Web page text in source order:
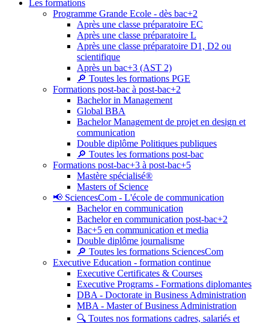
Les formations
Programme Grande Ecole - dès bac+2
Après une classe préparatoire EC
Après une classe préparatoire L
Après une classe préparatoire D1, D2 ou
scientifique
Après un bac+3 (AST 2)
🔎 Toutes les formations PGE
Formations post-bac à post-bac+2
Bachelor in Management
Global BBA
Bachelor Management de projet en design et
communication
Double diplôme Politiques publiques
🔎 Toutes les formations post-bac
Formations post-bac+3 à post-bac+5
Mastère spécialisé®
Masters of Science
📢 SciencesCom - L'école de communication
Bachelor en communication
Bachelor en communication post-bac+2
Bac+5 en communication et media
Double diplôme journalisme
🔎 Toutes les formations SciencesCom
Executive Education - formation continue
Executive Certificates & Courses
Executive Programs - Formations diplomantes
DBA - Doctorate in Business Administration
MBA - Master of Business Administration
🔍 Toutes nos formations cadres, salariés et